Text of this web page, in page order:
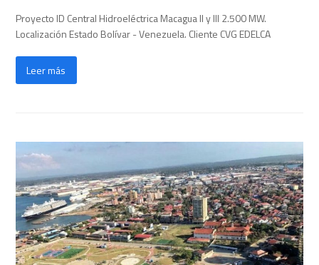
Proyecto ID Central Hidroeléctrica Macagua II y III 2.500 MW.
Localización Estado Bolívar - Venezuela. Cliente CVG EDELCA
Leer más